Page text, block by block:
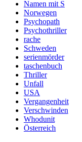
Namen mit S
Norwegen
Psychopath
Psychothriller
rache
Schweden
serienmörder
taschenbuch
Thriller
Unfall
USA
Vergangenheit
Verschwinden
Whodunit
Österreich